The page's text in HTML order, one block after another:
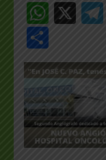
X